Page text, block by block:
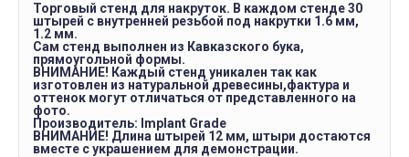
Торговый стенд для накруток. В каждом стенде 30
штырей с внутренней резьбой под накрутки 1.6 мм,
1.2 мм.
Сам стенд выполнен из Кавказского бука,
прямоугольной формы.
ВНИМАНИЕ! Каждый стенд уникален так как
изготовлен из натуральной древесины,фактура и
оттенок могут отличаться от представленного на
фото.
Производитель: Implant Grade
ВНИМАНИЕ! Длина штырей 12 мм, штыри достаются
вместе с украшением для демонстрации.